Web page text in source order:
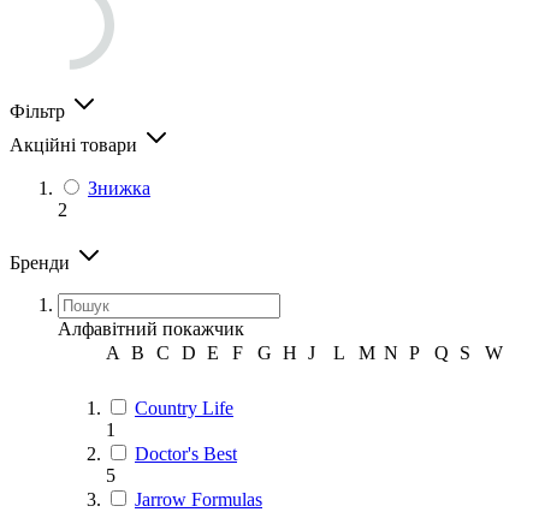
Фільтр
Акційні товари
Знижка
2
Бренди
Алфавітний покажчик
A
B C D E F G H J L M N P Q S W
Country Life
1
Doctor's Best
5
Jarrow Formulas